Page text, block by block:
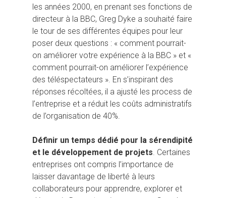
les années 2000, en prenant ses fonctions de
directeur à la BBC, Greg Dyke a souhaité faire
le tour de ses différentes équipes pour leur
poser deux questions : « comment pourrait-
on améliorer votre expérience à la BBC » et «
comment pourrait-on améliorer l’expérience
des téléspectateurs ». En s’inspirant des
réponses récoltées, il a ajusté les process de
l’entreprise et a réduit les coûts administratifs
de l’organisation de 40%.
Définir un temps dédié pour la sérendipité
et le développement de projets. Certaines
entreprises ont compris l’importance de
laisser davantage de liberté à leurs
collaborateurs pour apprendre, explorer et